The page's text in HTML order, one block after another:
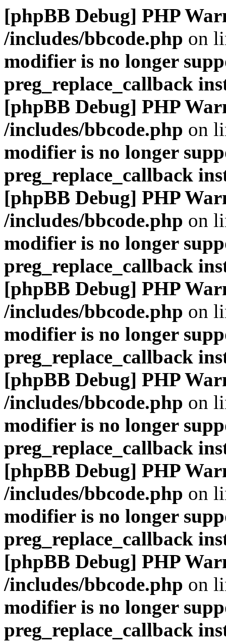
[phpBB Debug] PHP
/includes/bbcode.php on
modifier is no longer
preg_replace_callback
[phpBB Debug] PHP
/includes/bbcode.php on
modifier is no longer
preg_replace_callback
[phpBB Debug] PHP
/includes/bbcode.php on
modifier is no longer
preg_replace_callback
[phpBB Debug] PHP
/includes/bbcode.php on
modifier is no longer
preg_replace_callback
[phpBB Debug] PHP
/includes/bbcode.php on
modifier is no longer
preg_replace_callback
[phpBB Debug] PHP
/includes/bbcode.php on
modifier is no longer
preg_replace_callback
[phpBB Debug] PHP
/includes/bbcode.php on
modifier is no longer
preg_replace_callback